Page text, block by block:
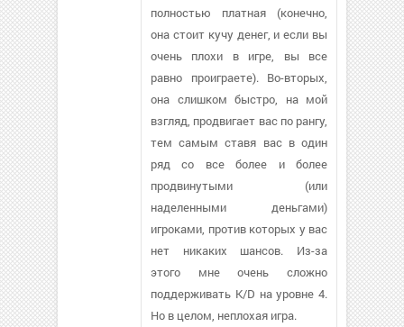
полностью платная (конечно,
она стоит кучу денег, и если вы
очень плохи в игре, вы все
равно проиграете). Во-вторых,
она слишком быстро, на мой
взгляд, продвигает вас по рангу,
тем самым ставя вас в один
ряд со все более и более
продвинутыми (или
наделенными деньгами)
игроками, против которых у вас
нет никаких шансов. Из-за
этого мне очень сложно
поддерживать K/D на уровне 4.
Но в целом, неплохая игра.